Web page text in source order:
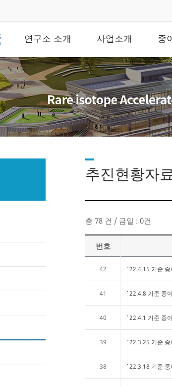
연구소 소개 사업소개 중
추진현황자
총 78 건 / 금일 : 0건
번호
42 `22.4.15 기준
41 `22.4.8 기준 중
40 `22.4.1 기준 중
39 `22.3.25 기준
38 `22.3.18 기준